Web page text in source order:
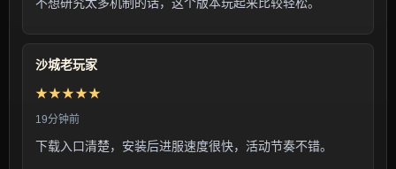
沙城老玩家
★★★★★
19分钟前
下载入口清楚，安装后进服速度很快，活动节奏不错。